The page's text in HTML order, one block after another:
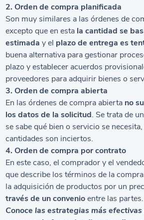
2. Orden de compra planificada
Son muy similares a las órdenes de
excepto que en esta la cantidad se
estimada y el plazo de entrega es
buena alternativa para gestionar
plazo y establecer acuerdos
proveedores para adquirir bienes o
3. Orden de compra abierta
En las órdenes de compra abierta no
los datos de la solicitud. Se trata de
se sabe qué bien o servicio se
cantidades son inciertos.
4. Orden de compra por contrato
En este caso, el comprador y el
que describe los términos de la
la adquisición de productos por un
través de un convenioentre las partes.
Conoce las estrategias más